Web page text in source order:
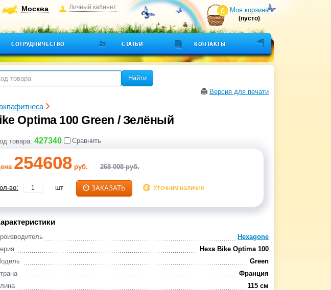
Москва Личный кабинет 0 Моя корзина
(пусто)
СОТРУДНИЧЕСТВО СТАТЬИ КОНТАКТЫ
Найти
Версия для печати
Optima 100 Green / Зелёный
товара: 427340 Сравнить
254608 руб. 268 008 руб.
во: шт ЗАКАЗАТЬ Уточним наличие
Hexagone
Hexa Bike Optima 100
Green
Франция
115 см